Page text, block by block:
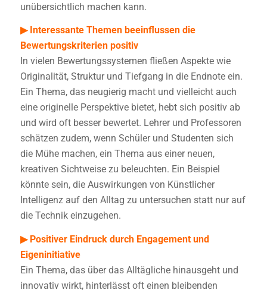
unübersichtlich machen kann.
▶ Interessante Themen beeinflussen die
Bewertungskriterien positiv
In vielen Bewertungssystemen fließen Aspekte wie
Originalität, Struktur und Tiefgang in die Endnote ein.
Ein Thema, das neugierig macht und vielleicht auch
eine originelle Perspektive bietet, hebt sich positiv ab
und wird oft besser bewertet. Lehrer und Professoren
schätzen zudem, wenn Schüler und Studenten sich
die Mühe machen, ein Thema aus einer neuen,
kreativen Sichtweise zu beleuchten. Ein Beispiel
könnte sein, die Auswirkungen von Künstlicher
Intelligenz auf den Alltag zu untersuchen statt nur auf
die Technik einzugehen.
▶ Positiver Eindruck durch Engagement und
Eigeninitiative
Ein Thema, das über das Alltägliche hinausgeht und
innovativ wirkt, hinterlässt oft einen bleibenden